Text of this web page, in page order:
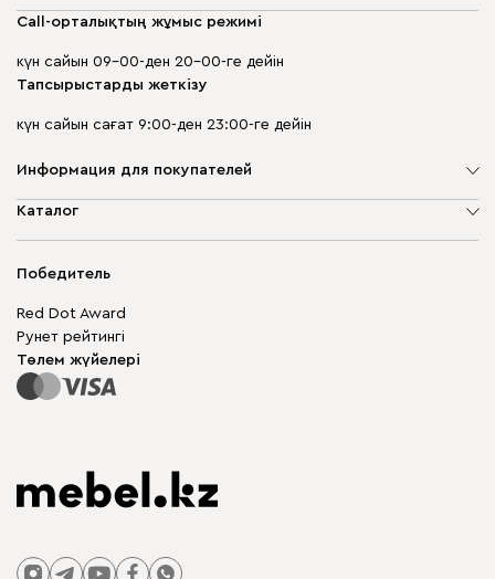
Call-орталықтың жұмыс режимі
күн сайын 09-00-ден 20-00-ге дейін
Тапсырыстарды жеткізу
күн сайын сағат 9:00-ден 23:00-ге дейін
Информация для покупателей
Компания туралы
Кепілдік
Бизнес үшін
Сайт картасы
Каталог
Шкаф жиһазы
Модульдік жиһаз
Үстелдер мен орындықтар
Победитель
Red Dot Award
Рунет рейтингі
Төлем жүйелері